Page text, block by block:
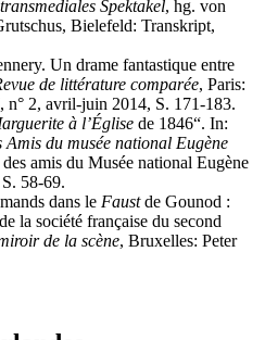
Spektakel, hg. von
Bielefeld: Transkript,
Un drame fantastique entre
de littérature comparée, Paris:
2, avril-juin 2014, S. 171-183.
à l’Église de 1846“. In:
Amis du musée national Eugène
amis du Musée national Eugène
58-69.
dans le Faustde Gounod :
la société française du second
de la scène, Bruxelles: Peter